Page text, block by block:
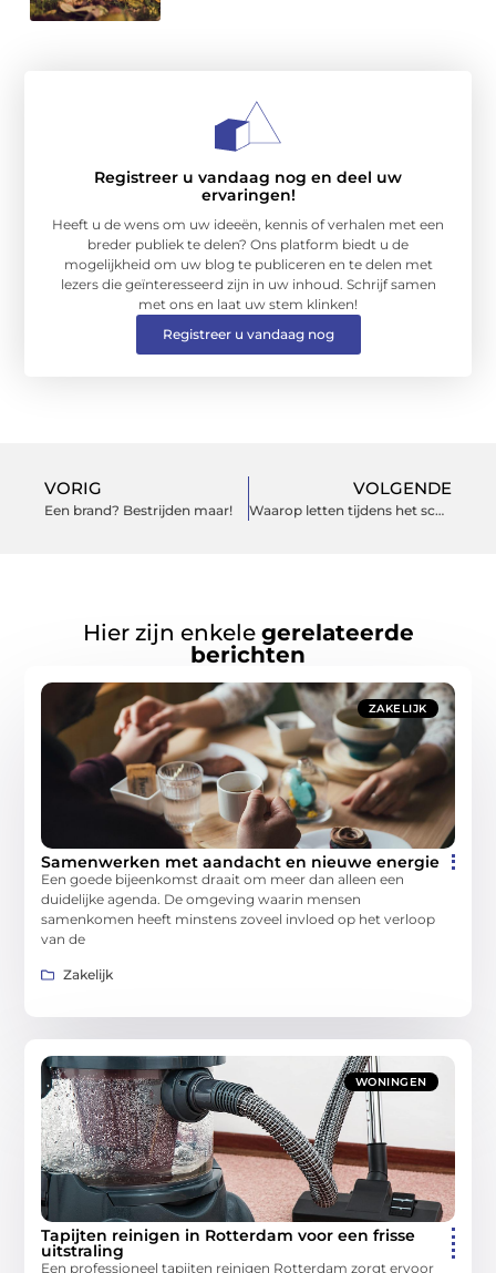
Registreer u vandaag nog en deel uw
ervaringen!
Heeft u de wens om uw ideeën, kennis of verhalen met een
breder publiek te delen? Ons platform biedt u de
mogelijkheid om uw blog te publiceren en te delen met
lezers die geïnteresseerd zijn in uw inhoud. Schrijf samen
met ons en laat uw stem klinken!
Registreer u vandaag nog
VORIG
Een brand? Bestrijden maar!
VOLGENDE
Waarop letten tijdens het schilderen?
Hier zijn enkele gerelateerde
berichten
ZAKELIJK
Samenwerken met aandacht en nieuwe energie
Een goede bijeenkomst draait om meer dan alleen een
duidelijke agenda. De omgeving waarin mensen
samenkomen heeft minstens zoveel invloed op het verloop
van de
Zakelijk
WONINGEN
Tapijten reinigen in Rotterdam voor een frisse
uitstraling
Een professioneel tapijten reinigen Rotterdam zorgt ervoor